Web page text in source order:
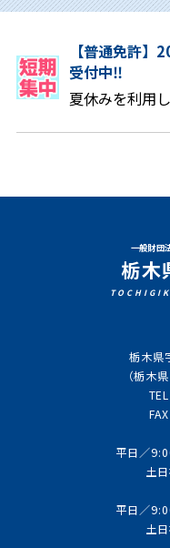
無料送迎バス
中型・大型・特
二種(普通・大型)
教育訓練給付制度
しょうがい者支
自動二輪サポー
高齢者講習
初心者運転講習
運転免許更新時
各種フォーム
資料請求
エイトラーニン
【普通免許】
受付中‼︎
一般財団
栃木
栃木県
（栃木
平日／
土
平日／
土